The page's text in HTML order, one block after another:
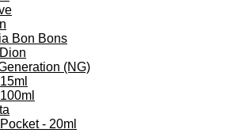
Bon Bons
(NG)
15ml
100ml
Pocket - 20ml